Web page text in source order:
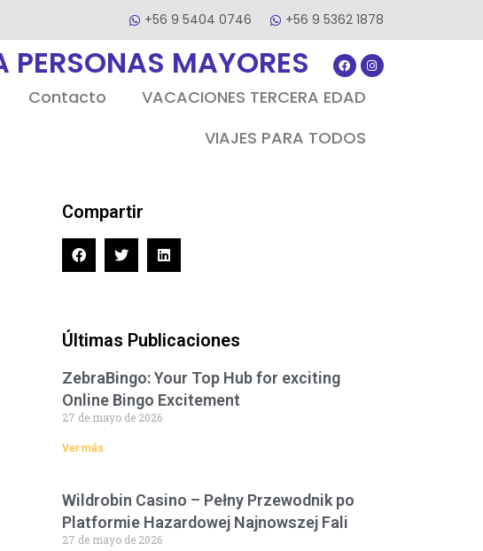
+56 9 5404 0746 +56 9 5362 1878
PERSONAS MAYORES
Contacto
VACACIONES TERCERA EDAD
VIAJES PARA TODOS
Compartir
Últimas Publicaciones
ZebraBingo: Your Top Hub for exciting
Online Bingo Excitement
27 de mayo de 2026
Ver más
Wildrobin Casino – Pełny Przewodnik po
Platformie Hazardowej Najnowszej Fali
27 de mayo de 2026